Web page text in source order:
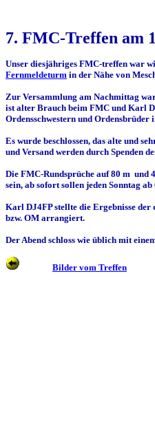
7. FMC-Treffen am
Unser diesjähriges FMC-treffen war
Fernmeldeturm in der Nähe von
Zur Versammlung am Nachmittag
ist alter Brauch beim FMC und Karl
Ordensschwestern und Ordensbrüder
Es wurde beschlossen, das alte und
und Versand werden durch Spenden
Die FMC-Rundsprüche auf 80 m und
sein, ab sofort sollen jeden Sonntag
Karl DJ4FP stellte die Ergebnisse
bzw. OM arrangiert.
Der Abend schloss wie üblich mit
Bilder vom Treffen